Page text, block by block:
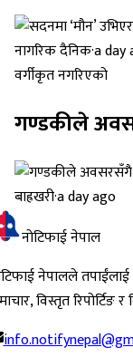
नागरिक दैनिक·a day
वर्गीकृत नगरिएको
गण्डकीले
बाह्रखरी·a day ago
नोटिफाई नेपाल
नेपालले
विस्तृत रिपोर्टिङ र